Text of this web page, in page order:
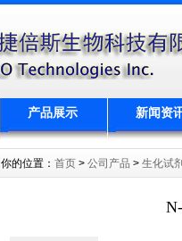
产品展示 新闻资
你的位置： 首页 > 公司产品 > 生化试